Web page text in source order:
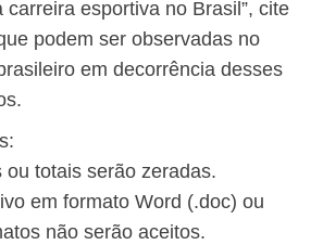
carreira esportiva no Brasil”, cite
podem ser observadas no
em decorrência desses
totais serão zeradas.
em formato Word (.doc) ou
não serão aceitos.